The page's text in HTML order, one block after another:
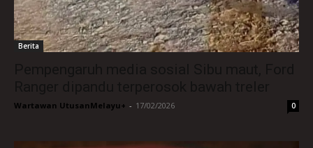
Berita
Wartawan UtusanMelayu+ - 17/02/2026 0